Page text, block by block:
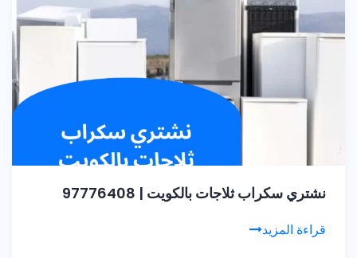
نشتري سكراب ثلاجات بالكويت | 97776408
قراءة المزيد